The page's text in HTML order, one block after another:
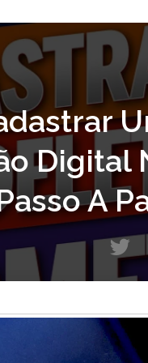
Digital
A
T
w
i
t
e